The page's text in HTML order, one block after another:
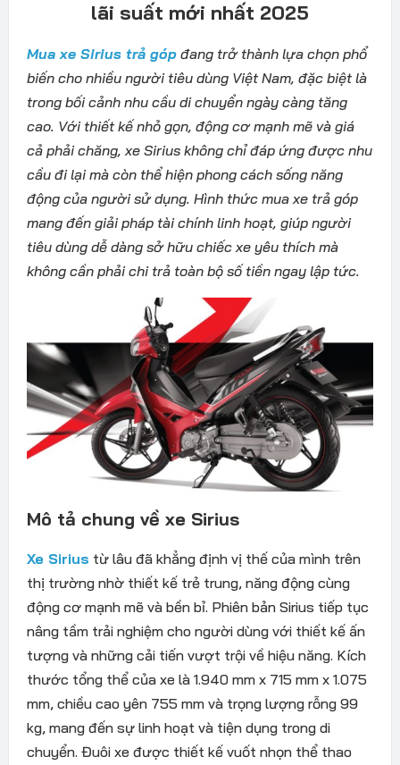
lãi suất mới nhất 2025
Mua xe Sirius trả gópđang trở thành lựa chọn phổ
biến cho nhiều người tiêu dùng Việt Nam, đặc biệt là
trong bối cảnh nhu cầu di chuyển ngày càng tăng
cao. Với thiết kế nhỏ gọn, động cơ mạnh mẽ và giá
cả phải chăng, xe Sirius không chỉ đáp ứng được nhu
cầu đi lại mà còn thể hiện phong cách sống năng
động của người sử dụng. Hình thức mua xe trả góp
mang đến giải pháp tài chính linh hoạt, giúp người
tiêu dùng dễ dàng sở hữu chiếc xe yêu thích mà
không cần phải chi trả toàn bộ số tiền ngay lập tức.
Mô tả chung về xe Sirius
Xe Sirius từ lâu đã khẳng định vị thế của mình trên
thị trường nhờ thiết kế trẻ trung, năng động cùng
động cơ mạnh mẽ và bền bỉ. Phiên bản Sirius tiếp tục
nâng tầm trải nghiệm cho người dùng với thiết kế ấn
tượng và những cải tiến vượt trội về hiệu năng. Kích
thước tổng thể của xe là 1.940 mm x 715 mm x 1.075
mm, chiều cao yên 755 mm và trọng lượng rỗng 99
kg, mang đến sự linh hoạt và tiện dụng trong di
chuyển. Đuôi xe được thiết kế vuốt nhọn thể thao